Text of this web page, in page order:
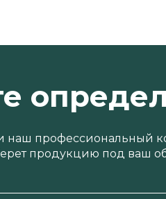
наш профессиональный
продукцию под ваш